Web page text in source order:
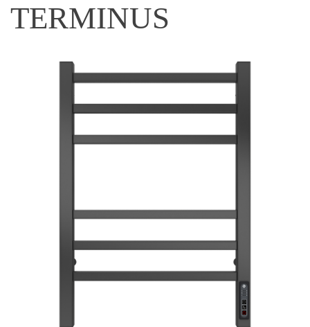
TERMINUS